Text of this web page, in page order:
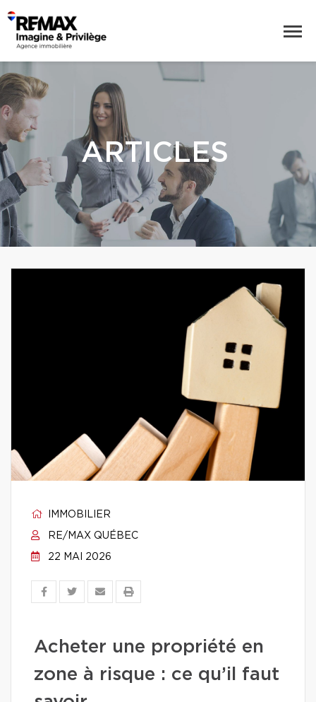
ARTICLES
IMMOBILIER
RE/MAX QUÉBEC
22 MAI 2026
Acheter une propriété en
zone à risque : ce qu’il faut